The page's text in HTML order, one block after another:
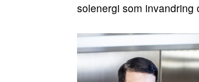
solenergi som invandring